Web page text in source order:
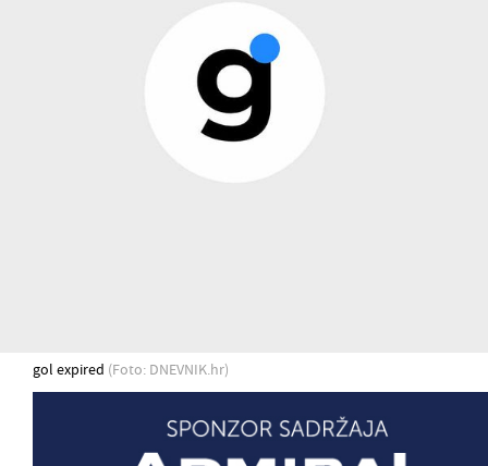
gol expired (Foto: DNEVNIK.hr)